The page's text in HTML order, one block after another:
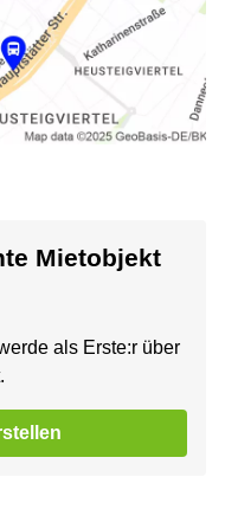
Mietobjekt
als Erste:r über